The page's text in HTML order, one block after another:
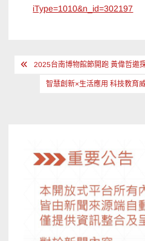
iType=1010&n_id=302197
文 2025台南博物館節開跑 黃偉哲邀
智慧創新×生活應用 科技教育